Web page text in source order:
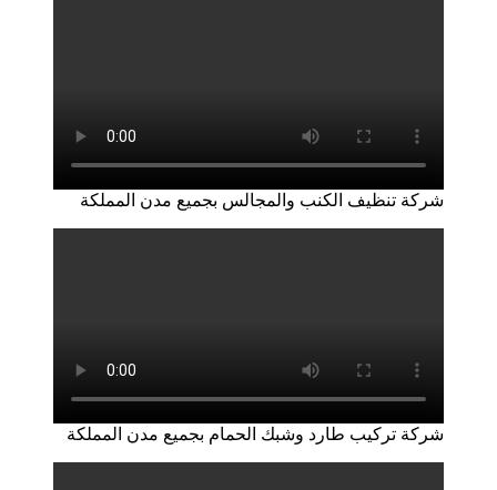
شركة تنظيف الكنب والمجالس بجميع مدن المملكة
شركة تركيب طارد وشبك الحمام بجميع مدن المملكة